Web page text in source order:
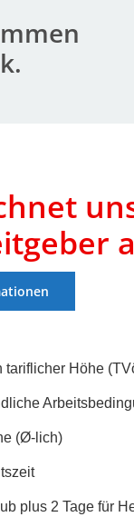
tarif­li­cher Höhe
(Ø‑lich)
plus 2 Tage für